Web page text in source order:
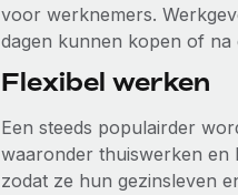
voor werknemers.
dagen kunnen kopen of
Flexibel werken
Een steeds populairder
waaronder thuiswerken en
zodat ze hun gezinsleven